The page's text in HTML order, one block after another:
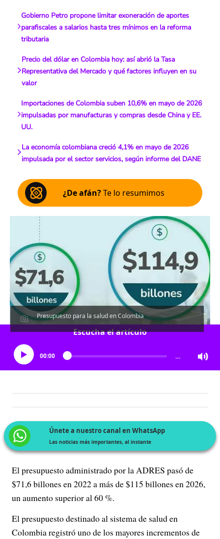
Gobierno Petro propone limitar exoneración de aportes
parafiscales a salarios hasta tres mínimos en la reforma
tributaria
Precio del dólar en Colombia hoy: así abrió la Tasa
Representativa del Mercado y qué factores influyen en su
valor
Importaciones de Colombia suben 10,6% en mayo de 2026
impulsadas por manufacturas y compras desde China y EE.
UU.
La economía colombiana creció 4,1% en mayo de 2026
impulsada por el sector servicios, según informe del DANE
¿De afán?Te lo resumimos
Presupuesto para la salud en Colombia
Escucha el artículo
00:00 …
Únete a nuestro canal en WhatsApp
Las noticias más importantes, al instante
El presupuesto administrado por la ADRES pasó de
$71,6 billones en 2022 a más de $115 billones en 2026,
un aumento superior al 60 %.
El presupuesto destinado al sistema de salud en
Colombia registró uno de los mayores incrementos de